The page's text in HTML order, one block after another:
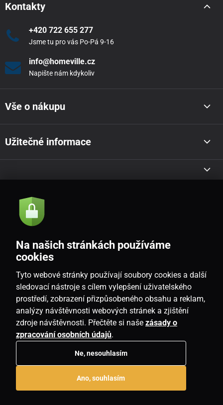
Kontakty
+420 722 655 277
Jsme tu pro vás Po-Pá 9-16
info@homeville.cz
Napište nám kdykoliv
Vše o nákupu
Užitečné informace
Akce a novinky e-mailem
Souhlasím sezásadami zpracování osobních údajů
CZ
www.homeville.cz
Na našich stránkách používáme
cookies
Tyto webové stránky používají soubory cookies a další
sledovací nástroje s cílem vylepšení uživatelského
prostředí, zobrazení přizpůsobeného obsahu a reklam,
analýzy návštěvnosti webových stránek a zjištění
zdroje návštěvnosti. Přečtěte si naše zásady o
zpracování osobních údajů.
Ne, nesouhlasím
Ano, souhlasím